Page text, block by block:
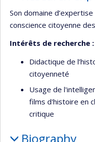
Son domaine
conscience citoyenne
Intérêts de recherche :
Didactique de
citoyenneté
Usage de
films d'histoire en
critique
Biography